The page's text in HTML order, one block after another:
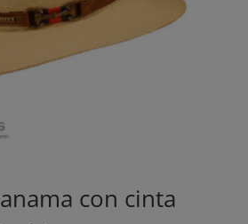
con cinta